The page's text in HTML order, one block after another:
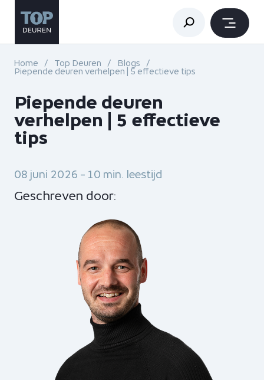
Home Top Deuren
Blogs
Piepende deuren verhelpen | 5 effectieve tips
Piepende deuren
verhelpen | 5 effectieve
tips
08 juni 2026 - 10 min. leestijd
Geschreven door: